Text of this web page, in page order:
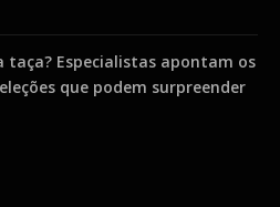
taça? Especialistas apontam os
que podem surpreender